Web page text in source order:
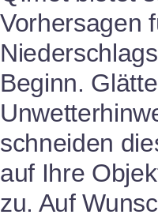
Vorhersagen
Beginn.
schneiden
auf Ihre
zu. Auf